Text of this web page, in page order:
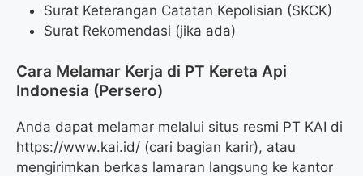
Surat Keterangan Catatan Kepolisian (SKCK)
Surat Rekomendasi (jika ada)
Cara Melamar Kerja di PT Kereta Api
Indonesia (Persero)
Anda dapat melamar melalui situs resmi PT KAI di
https://www.kai.id/ (cari bagian karir), atau
mengirimkan berkas lamaran langsung ke kantor